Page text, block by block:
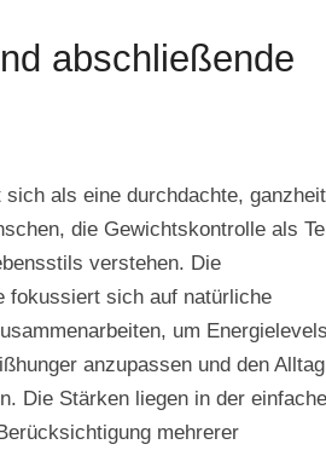
abschließende
als eine durchdachte,
die Gewichtskontrolle als
verstehen. Die
fokussiert sich auf natürliche
um
anzupassen und den Alltag
Die Stärken liegen in der
mehrerer